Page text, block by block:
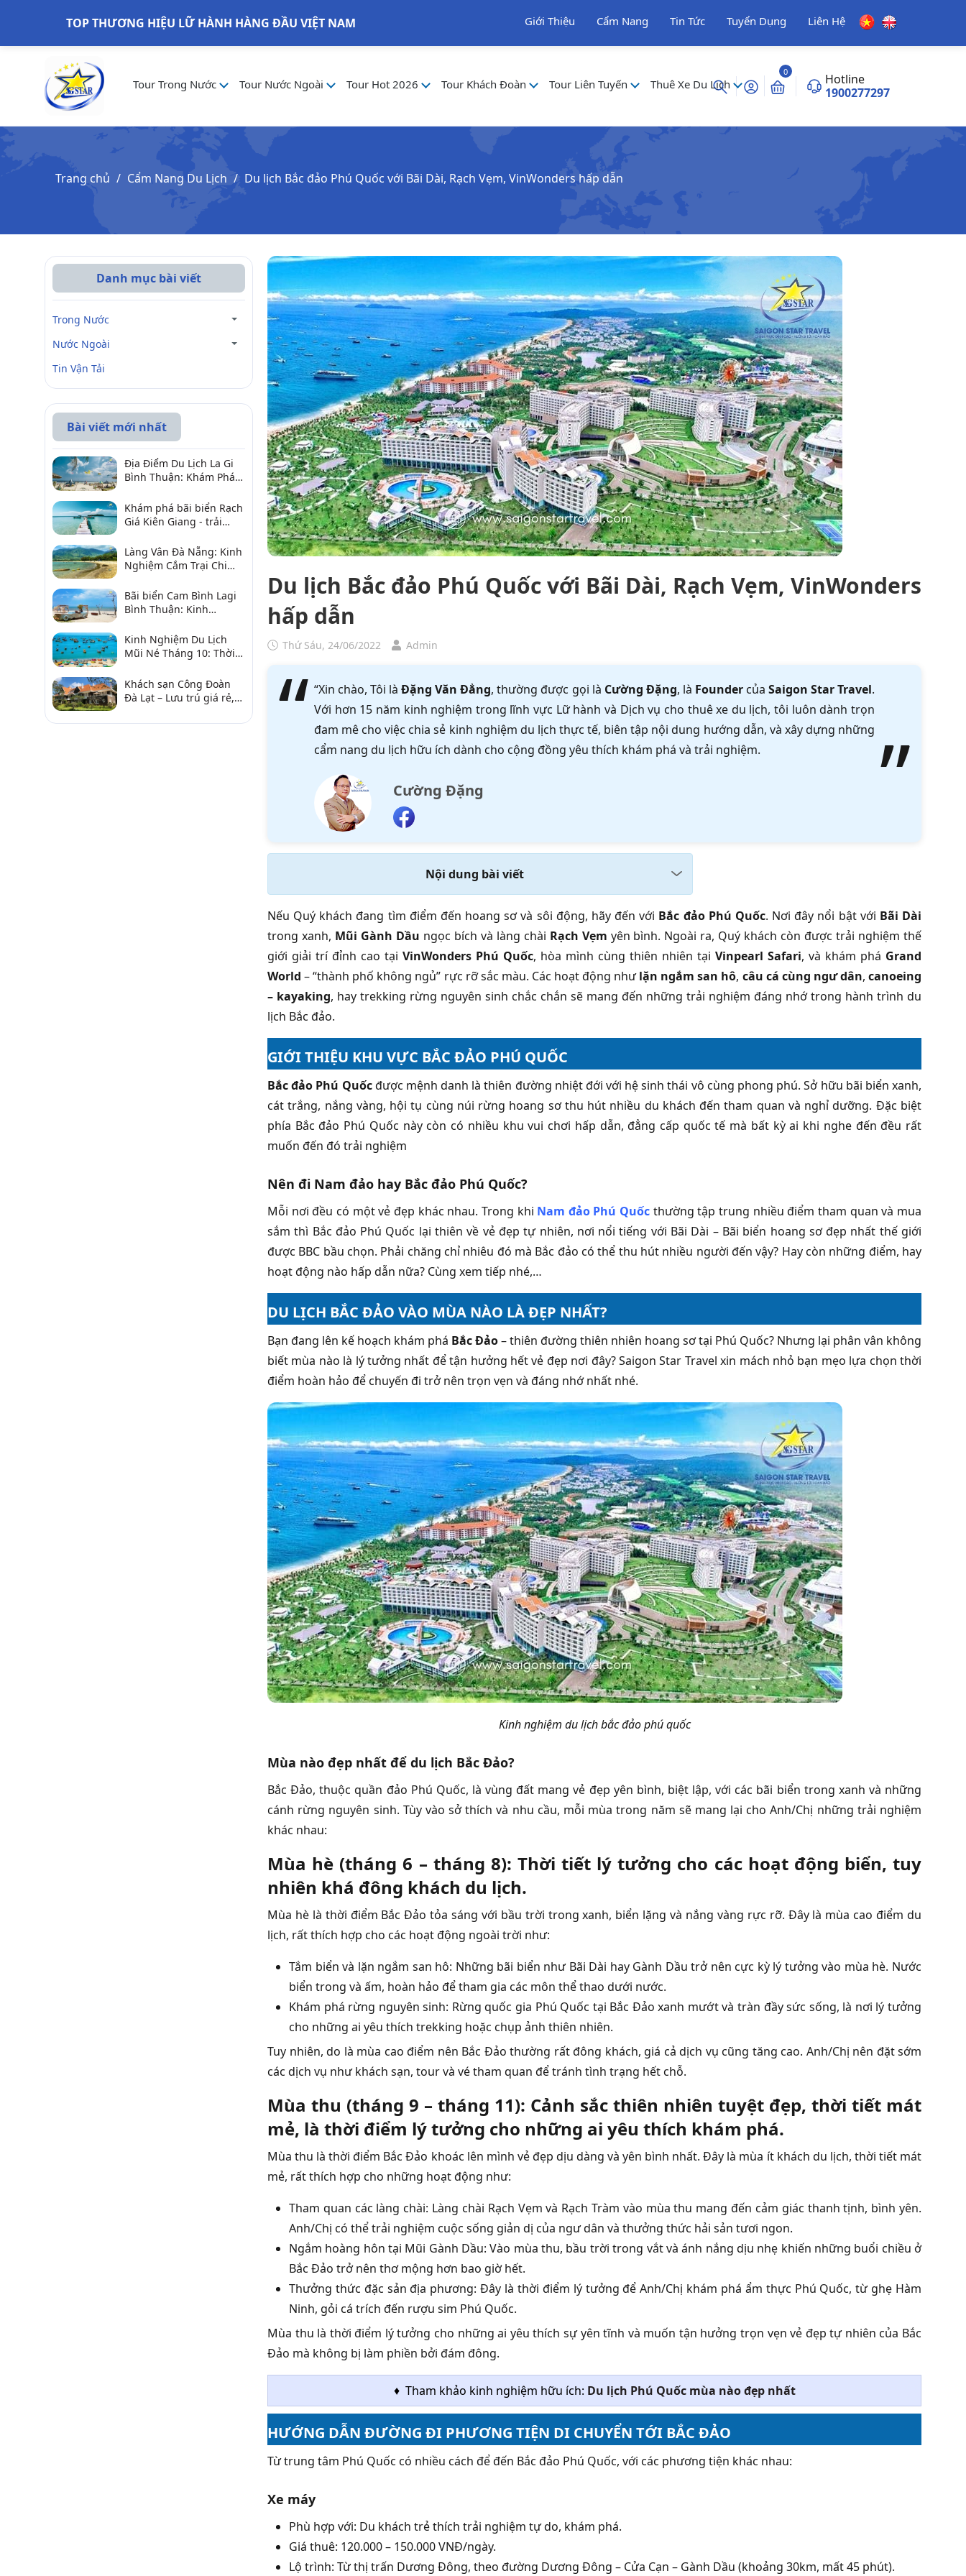
TOP THƯƠNG HIỆU LỮ HÀNH HÀNG ĐẦU VIỆT NAM Giới Thiệu Cẩm Nang Tin Tức Tuyển Dụng Liên Hệ
Tour Trong Nước Tour Nước Ngoài Tour Hot 2026 Tour Khách Đoàn Tour Liên Tuyến Thuê Xe Du Lịch
0
Hotline
1900277297
Trang chủ Cẩm Nang Du Lịch Du lịch Bắc đảo Phú Quốc với Bãi Dài, Rạch Vẹm, VinWonders hấp dẫn
Du lịch Bắc đảo Phú Quốc với Bãi Dài, Rạch Vẹm, VinWonders
hấp dẫn
Thứ Sáu, 24/06/2022 Admin
“Xin chào, Tôi làĐặng Văn Đẳng, thường được gọi là Cường Đặng, là Foundercủa Saigon Star Travel.
Với hơn 15 năm kinh nghiệm trong lĩnh vực Lữ hành và Dịch vụ cho thuê xe du lịch, tôi luôn dành trọn
đam mê cho việc chia sẻ kinh nghiệm du lịch thực tế, biên tập nội dung hướng dẫn, và xây dựng những
cẩm nang du lịch hữu ích dành cho cộng đồng yêu thích khám phá và trải nghiệm.
Cường Đặng
Nội dung bài viết
Nếu Quý khách đang tìm điểm đến hoang sơ và sôi động, hãy đến với Bắc đảo Phú Quốc. Nơi đây nổi bật với Bãi Dài
trong xanh, Mũi Gành Dầu ngọc bích và làng chài Rạch Vẹm yên bình. Ngoài ra, Quý khách còn được trải nghiệm thế
giới giải trí đỉnh cao tại VinWonders Phú Quốc, hòa mình cùng thiên nhiên tại Vinpearl Safari, và khám phá Grand
World – “thành phố không ngủ” rực rỡ sắc màu. Các hoạt động nhưlặn ngắm san hô, câu cá cùng ngư dân,canoeing
– kayaking, hay trekking rừng nguyên sinh chắc chắn sẽ mang đến những trải nghiệm đáng nhớ trong hành trình du
lịch Bắc đảo.
GIỚI THIỆU KHU VỰC BẮC ĐẢO PHÚ QUỐC
Bắc đảo Phú Quốcđược mệnh danh là thiên đường nhiệt đới với hệ sinh thái vô cùng phong phú. Sở hữu bãi biển xanh,
cát trắng, nắng vàng, hội tụ cùng núi rừng hoang sơ thu hút nhiều du khách đến tham quan và nghỉ dưỡng. Đặc biệt
phía Bắc đảo Phú Quốc này còn có nhiều khu vui chơi hấp dẫn, đẳng cấp quốc tế mà bất kỳ ai khi nghe đến đều rất
muốn đến đó trải nghiệm
Nên đi Nam đảo hay Bắc đảo Phú Quốc?
Mỗi nơi đều có một vẻ đẹp khác nhau. Trong khi Nam đảo Phú Quốc thường tập trung nhiều điểm tham quan và mua
sắm thì Bắc đảo Phú Quốc lại thiên về vẻ đẹp tự nhiên, nơi nổi tiếng với Bãi Dài – Bãi biển hoang sơ đẹp nhất thế giới
được BBC bầu chọn. Phải chăng chỉ nhiêu đó mà Bắc đảo có thể thu hút nhiều người đến vậy? Hay còn những điểm, hay
hoạt động nào hấp dẫn nữa? Cùng xem tiếp nhé,…
DU LỊCH BẮC ĐẢO VÀO MÙA NÀO LÀ ĐẸP NHẤT?
Bạn đang lên kế hoạch khám phá Bắc Đảo– thiên đường thiên nhiên hoang sơ tại Phú Quốc? Nhưng lại phân vân không
biết mùa nào là lý tưởng nhất để tận hưởng hết vẻ đẹp nơi đây? Saigon Star Travel xin mách nhỏ bạn mẹo lựa chọn thời
điểm hoàn hảo để chuyến đi trở nên trọn vẹn và đáng nhớ nhất nhé.
Kinh nghiệm du lịch bắc đảo phú quốc
Mùa nào đẹp nhất để du lịch Bắc Đảo?
Bắc Đảo, thuộc quần đảo Phú Quốc, là vùng đất mang vẻ đẹp yên bình, biệt lập, với các bãi biển trong xanh và những
cánh rừng nguyên sinh. Tùy vào sở thích và nhu cầu, mỗi mùa trong năm sẽ mang lại cho Anh/Chị những trải nghiệm
khác nhau:
Mùa hè (tháng 6 – tháng 8): Thời tiết lý tưởng cho các hoạt động biển, tuy
nhiên khá đông khách du lịch.
Mùa hè là thời điểm Bắc Đảo tỏa sáng với bầu trời trong xanh, biển lặng và nắng vàng rực rỡ. Đây là mùa cao điểm du
lịch, rất thích hợp cho các hoạt động ngoài trời như:
Tắm biển và lặn ngắm san hô: Những bãi biển như Bãi Dài hay Gành Dầu trở nên cực kỳ lý tưởng vào mùa hè. Nước
biển trong và ấm, hoàn hảo để tham gia các môn thể thao dưới nước.
Khám phá rừng nguyên sinh: Rừng quốc gia Phú Quốc tại Bắc Đảo xanh mướt và tràn đầy sức sống, là nơi lý tưởng
cho những ai yêu thích trekking hoặc chụp ảnh thiên nhiên.
Tuy nhiên, do là mùa cao điểm nên Bắc Đảo thường rất đông khách, giá cả dịch vụ cũng tăng cao. Anh/Chị nên đặt sớm
các dịch vụ như khách sạn, tour và vé tham quan để tránh tình trạng hết chỗ.
Mùa thu (tháng 9 – tháng 11): Cảnh sắc thiên nhiên tuyệt đẹp, thời tiết mát
mẻ, là thời điểm lý tưởng cho những ai yêu thích khám phá.
Mùa thu là thời điểm Bắc Đảo khoác lên mình vẻ đẹp dịu dàng và yên bình nhất. Đây là mùa ít khách du lịch, thời tiết mát
mẻ, rất thích hợp cho những hoạt động như:
Tham quan các làng chài: Làng chài Rạch Vẹm và Rạch Tràm vào mùa thu mang đến cảm giác thanh tịnh, bình yên.
Anh/Chị có thể trải nghiệm cuộc sống giản dị của ngư dân và thưởng thức hải sản tươi ngon.
Ngắm hoàng hôn tại Mũi Gành Dầu: Vào mùa thu, bầu trời trong vắt và ánh nắng dịu nhẹ khiến những buổi chiều ở
Bắc Đảo trở nên thơ mộng hơn bao giờ hết.
Thưởng thức đặc sản địa phương: Đây là thời điểm lý tưởng để Anh/Chị khám phá ẩm thực Phú Quốc, từ ghẹ Hàm
Ninh, gỏi cá trích đến rượu sim Phú Quốc.
Mùa thu là thời điểm lý tưởng cho những ai yêu thích sự yên tĩnh và muốn tận hưởng trọn vẹn vẻ đẹp tự nhiên của Bắc
Đảo mà không bị làm phiền bởi đám đông.
♦ Tham khảo kinh nghiệm hữu ích: Du lịch Phú Quốc mùa nào đẹp nhất
HƯỚNG DẪN ĐƯỜNG ĐI PHƯƠNG TIỆN DI CHUYỂN TỚI BẮC ĐẢO
Từ trung tâm Phú Quốc có nhiều cách để đến Bắc đảo Phú Quốc, với các phương tiện khác nhau:
Xe máy
Phù hợp với: Du khách trẻ thích trải nghiệm tự do, khám phá.
Giá thuê: 120.000 – 150.000 VNĐ/ngày.
Lộ trình: Từ thị trấn Dương Đông, theo đường Dương Đông – Cửa Cạn – Gành Dầu (khoảng 30km, mất 45 phút).
Danh mục bài viết
Trong Nước
Nước Ngoài
Tin Vận Tải
Bài viết mới nhất
Địa Điểm Du Lịch La Gi
Bình Thuận: Khám Phá 6
2026
Khám phá bãi biển Rạch
Giá Kiên Giang - trải
Làng Vân Đà Nẵng: Kinh
Nghiệm Cắm Trại Chi
Bãi biển Cam Bình Lagi
Bình Thuận: Kinh
sản, điểm gần
Kinh Nghiệm Du Lịch
Mũi Né Tháng 10: Thời
Khách sạn Công Đoàn
Đà Lạt – Lưu trú giá rẻ,
Hương